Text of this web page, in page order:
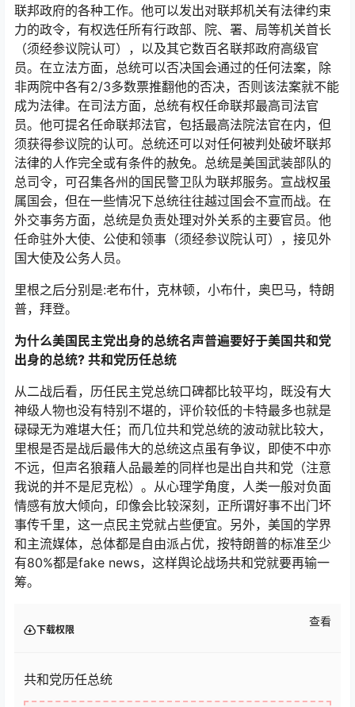
联邦政府的各种工作。他可以发出对联邦机关有法律约束
力的政令，有权选任所有行政部、院、署、局等机关首长
（须经参议院认可），以及其它数百名联邦政府高级官
员。在立法方面，总统可以否决国会通过的任何法案，除
非两院中各有2/3多数票推翻他的否决，否则该法案就不能
成为法律。在司法方面，总统有权任命联邦最高司法官
员。他可提名任命联邦法官，包括最高法院法官在内，但
须获得参议院的认可。总统还可以对任何被判处破坏联邦
法律的人作完全或有条件的赦免。总统是美国武装部队的
总司令，可召集各州的国民警卫队为联邦服务。宣战权虽
属国会，但在一些情况下总统往往越过国会不宣而战。在
外交事务方面，总统是负责处理对外关系的主要官员。他
任命驻外大使、公使和领事（须经参议院认可），接见外
国大使及公务人员。
里根之后分别是:老布什，克林顿，小布什，奥巴马，特朗
普，拜登。
为什么美国民主党出身的总统名声普遍要好于美国共和党
出身的总统? 共和党历任总统
从二战后看，历任民主党总统口碑都比较平均，既没有大
神级人物也没有特别不堪的，评价较低的卡特最多也就是
碌碌无为难堪大任；而几位共和党总统的波动就比较大，
里根是否是战后最伟大的总统这点虽有争议，即使不中亦
不远，但声名狼藉人品最差的同样也是出自共和党（注意
我说的并不是尼克松）。从心理学角度，人类一般对负面
情感有放大倾向，印像会比较深刻，正所谓好事不出门坏
事传千里，这一点民主党就占些便宜。另外，美国的学界
和主流媒体，总体都是自由派占优，按特朗普的标准至少
有80%都是fake news，这样舆论战场共和党就要再输一
筹。
下载权限
查看
共和党历任总统